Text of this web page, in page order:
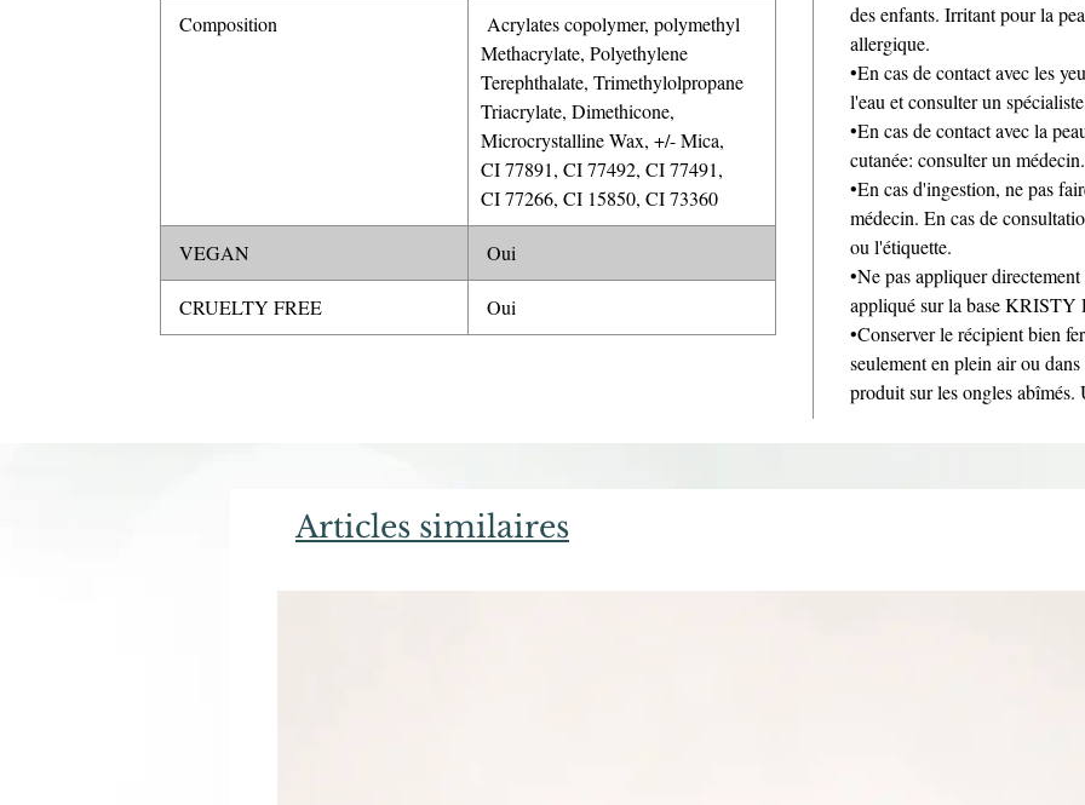
Composition
Acrylates copolymer, polymethyl
Methacrylate, Polyethylene
Terephthalate, Trimethylolpropane
Triacrylate, Dimethicone,
Microcrystalline Wax, +/- Mica,
CI 77891, CI 77492, CI 77491,
CI 77266, CI 15850, CI 73360
VEGAN Oui
CRUELTY FREE Oui
des enfants. Irritant pour la
allergique.
•En cas de contact avec les
l'eau et consulter un
•En cas de contact avec la
cutanée: consulter un médecin.
•En cas d'ingestion, ne pas
médecin. En cas de
ou l'étiquette.
•Ne pas appliquer
appliqué sur la base
•Conserver le récipient bien
seulement en plein air ou
produit sur les ongles
Articles similaires